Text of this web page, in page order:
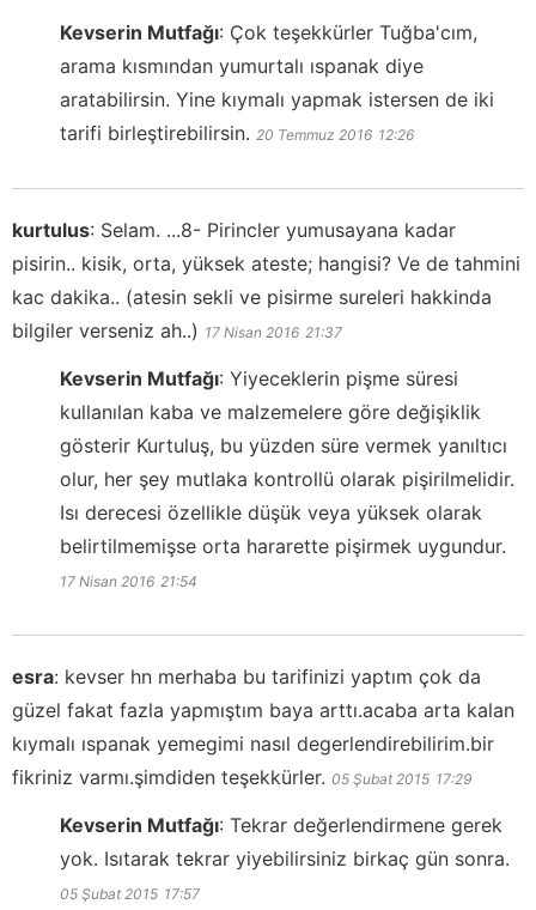
Kevserin Mutfağı: Çok teşekkürler Tuğba'cım,
arama kısmından yumurtalı ıspanak diye
aratabilirsin. Yine kıymalı yapmak istersen de iki
tarifi birleştirebilirsin. 20 Temmuz 2016 12:26
kurtulus: Selam. ...8- Pirincler yumusayana kadar
pisirin.. kisik, orta, yüksek ateste; hangisi? Ve de tahmini
kac dakika.. (atesin sekli ve pisirme sureleri hakkinda
bilgiler verseniz ah..) 17 Nisan 2016 21:37
Kevserin Mutfağı: Yiyeceklerin pişme süresi
kullanılan kaba ve malzemelere göre değişiklik
gösterir Kurtuluş, bu yüzden süre vermek yanıltıcı
olur, her şey mutlaka kontrollü olarak pişirilmelidir.
Isı derecesi özellikle düşük veya yüksek olarak
belirtilmemişse orta hararette pişirmek uygundur.
17 Nisan 2016 21:54
esra: kevser hn merhaba bu tarifinizi yaptım çok da
güzel fakat fazla yapmıştım baya arttı.acaba arta kalan
kıymalı ıspanak yemegimi nasıl degerlendirebilirim.bir
fikriniz varmı.şimdiden teşekkürler. 05 Şubat 2015 17:29
Kevserin Mutfağı: Tekrar değerlendirmene gerek
yok. Isıtarak tekrar yiyebilirsiniz birkaç gün sonra.
05 Şubat 2015 17:57